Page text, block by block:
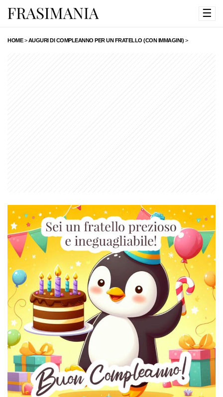
☰
HOME>AUGURI DI COMPLEANNO PER UN FRATELLO (CON IMMAGINI) >